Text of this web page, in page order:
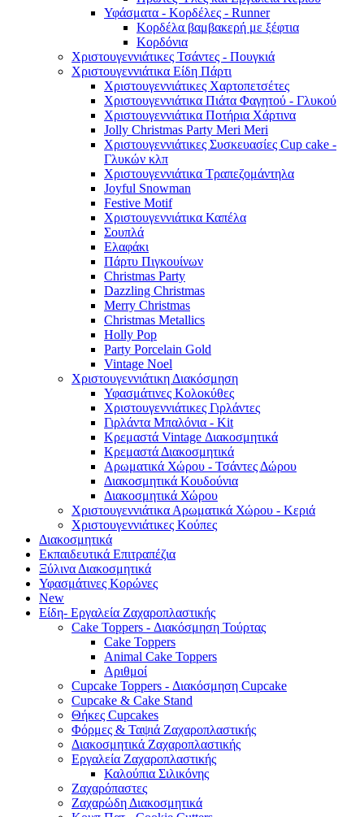
Υφάσματα - Κορδέλες - Runner
Κορδέλα βαμβακερή με ξέφτια
Κορδόνια
Χριστουγεννιάτικες Τσάντες - Πουγκιά
Χριστουγεννιάτικα Είδη Πάρτι
Χριστουγεννιάτικες Χαρτοπετσέτες
Χριστουγεννιάτικα Πιάτα Φαγητού - Γλυκού
Χριστουγεννιάτικα Ποτήρια Χάρτινα
Jolly Christmas Party Meri Meri
Χριστουγεννιάτικες Συσκευασίες Cup cake -
Γλυκών κλπ
Χριστουγεννιάτικα Τραπεζομάντηλα
Joyful Snowman
Festive Motif
Χριστουγεννιάτικα Καπέλα
Σουπλά
Ελαφάκι
Πάρτυ Πιγκουίνων
Christmas Party
Dazzling Christmas
Merry Christmas
Christmas Metallics
Holly Pop
Party Porcelain Gold
Vintage Noel
Χριστουγεννιάτικη Διακόσμηση
Υφασμάτινες Κολοκύθες
Χριστουγεννιάτικες Γιρλάντες
Γιρλάντα Μπαλόνια - Kit
Κρεμαστά Vintage Διακοσμητικά
Κρεμαστά Διακοσμητικά
Αρωματικά Χώρου - Τσάντες Δώρου
Διακοσμητικά Κουδούνια
Διακοσμητικά Χώρου
Χριστουγεννιάτικα Αρωματικά Χώρου - Κεριά
Χριστουγεννιάτικες Κούπες
Διακοσμητικά
Εκπαιδευτικά Επιτραπέζια
Ξύλινα Διακοσμητικά
Υφασμάτινες Κορώνες
New
Είδη- Εργαλεία Ζαχαροπλαστικής
Cake Toppers - Διακόσμηση Τούρτας
Cake Toppers
Animal Cake Toppers
Αριθμοί
Cupcake Toppers - Διακόσμηση Cupcake
Cupcake & Cake Stand
Θήκες Cupcakes
Φόρμες & Ταψιά Ζαχαροπλαστικής
Διακοσμητικά Ζαχαροπλαστικής
Εργαλεία Ζαχαροπλαστικής
Καλούπια Σιλικόνης
Ζαχαρόπαστες
Ζαχαρώδη Διακοσμητικά